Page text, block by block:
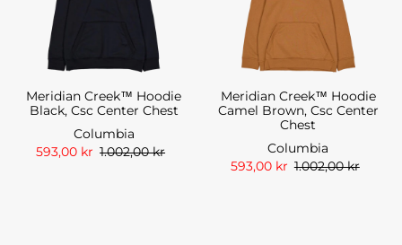
Meridian Creek™ Hoodie
Black, Csc Center Chest
Columbia
593,00 kr 1.002,00 kr
Meridian Creek™ Hoodie
Camel Brown, Csc Center
Chest
Columbia
593,00 kr 1.002,00 kr